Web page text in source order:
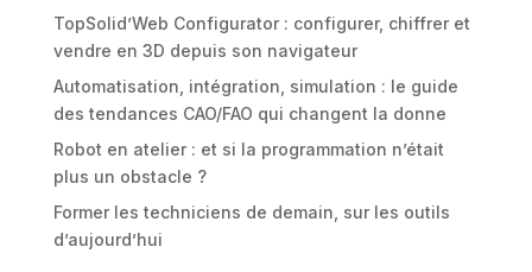
TopSolid’Web Configurator : configurer, chiffrer et
vendre en 3D depuis son navigateur
Automatisation, intégration, simulation : le guide
des tendances CAO/FAO qui changent la donne
Robot en atelier : et si la programmation n’était
plus un obstacle ?
Former les techniciens de demain, sur les outils
d’aujourd’hui